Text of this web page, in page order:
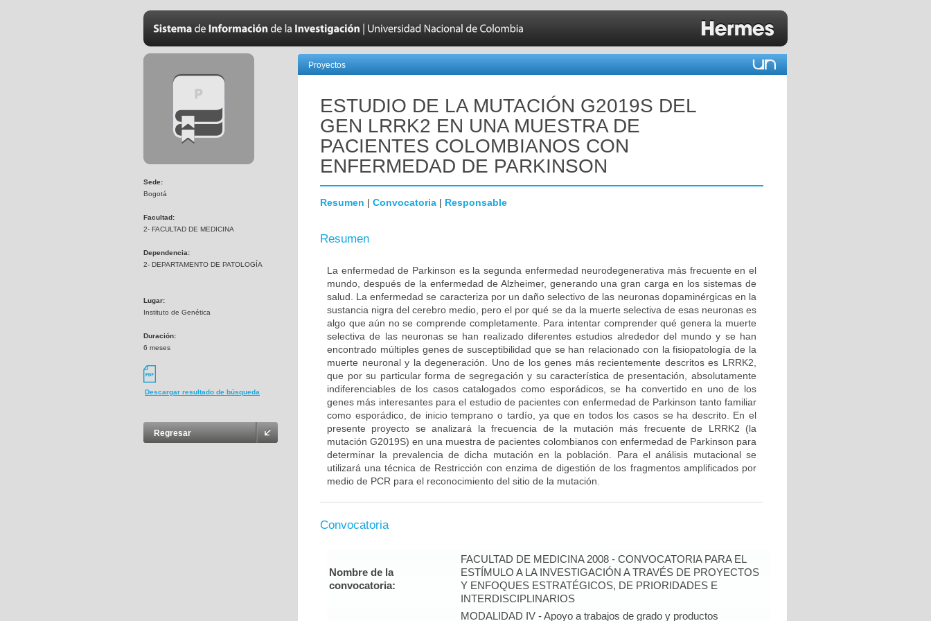
Sede:
Bogotá
Facultad:
2- FACULTAD DE MEDICINA
Dependencia:
2- DEPARTAMENTO DE PATOLOGÍA
Lugar:
Instituto de Genética
Duración:
6 meses
Descargar resultado de búsqueda
Regresar
Proyectos
ESTUDIO DE LA MUTACIÓN G2019S DEL
GEN LRRK2 EN UNA MUESTRA DE
PACIENTES COLOMBIANOS CON
ENFERMEDAD DE PARKINSON
Resumen | Convocatoria | Responsable
Resumen
La enfermedad de Parkinson es la segunda enfermedad neurodegenerativa más frecuente en el
mundo, después de la enfermedad de Alzheimer, generando una gran carga en los sistemas de
salud. La enfermedad se caracteriza por un daño selectivo de las neuronas dopaminérgicas en la
sustancia nigra del cerebro medio, pero el por qué se da la muerte selectiva de esas neuronas es
algo que aún no se comprende completamente. Para intentar comprender qué genera la muerte
selectiva de las neuronas se han realizado diferentes estudios alrededor del mundo y se han
encontrado múltiples genes de susceptibilidad que se han relacionado con la fisiopatología de la
muerte neuronal y la degeneración. Uno de los genes más recientemente descritos es LRRK2,
que por su particular forma de segregación y su característica de presentación, absolutamente
indiferenciables de los casos catalogados como esporádicos, se ha convertido en uno de los
genes más interesantes para el estudio de pacientes con enfermedad de Parkinson tanto familiar
como esporádico, de inicio temprano o tardío, ya que en todos los casos se ha descrito. En el
presente proyecto se analizará la frecuencia de la mutación más frecuente de LRRK2 (la
mutación G2019S) en una muestra de pacientes colombianos con enfermedad de Parkinson para
determinar la prevalencia de dicha mutación en la población. Para el análisis mutacional se
utilizará una técnica de Restricción con enzima de digestión de los fragmentos amplificados por
medio de PCR para el reconocimiento del sitio de la mutación.
Convocatoria
Nombre de la
convocatoria:
FACULTAD DE MEDICINA 2008 - CONVOCATORIA PARA EL
ESTÍMULO A LA INVESTIGACIÓN A TRAVÉS DE PROYECTOS
Y ENFOQUES ESTRATÉGICOS, DE PRIORIDADES E
INTERDISCIPLINARIOS
MODALIDAD IV - Apoyo a trabajos de grado y productos